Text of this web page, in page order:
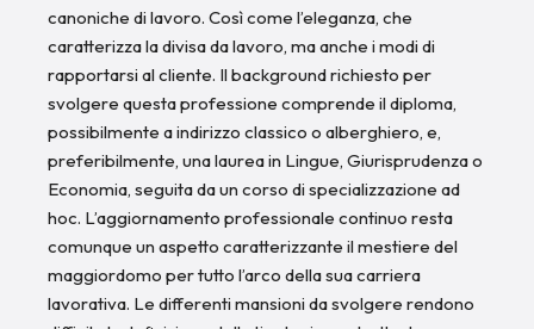
canoniche di lavoro. Così come l’eleganza, che
caratterizza la divisa da lavoro, ma anche i modi di
rapportarsi al cliente. Il background richiesto per
svolgere questa professione comprende il diploma,
possibilmente a indirizzo classico o alberghiero, e,
preferibilmente, una laurea in Lingue, Giurisprudenza o
Economia, seguita da un corso di specializzazione ad
hoc. L’aggiornamento professionale continuo resta
comunque un aspetto caratterizzante il mestiere del
maggiordomo per tutto l’arco della sua carriera
lavorativa. Le differenti mansioni da svolgere rendono